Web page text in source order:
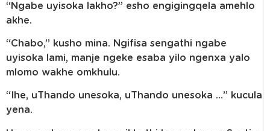
“Ngabe uyisoka lakho?” esho engigingqela amehlo
akhe.
“Chabo,” kusho mina. Ngifisa sengathi ngabe
uyisoka lami, manje ngeke esaba yilo ngenxa yalo
mlomo wakhe omkhulu.
“Ihe, uThando unesoka, uThando unesoka …” kucula
yena.